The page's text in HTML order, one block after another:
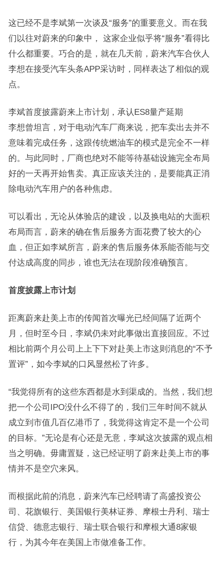
这已经不是李斌第一次谈及“服务”的重要意义。而在我
们以往对蔚来的印象中， 这家企业似乎将“服务”看得比
什么都重要。巧合的是，就在几天前，蔚来汽车合伙人
李想在接受汽车头条APP采访时，同样表达了相似的观
点。
李斌首度披露蔚来上市计划，承认ES8量产延期
李想曾坦言，对于电动汽车厂商来说，把车卖出去并不
意味着完成任务，这跟传统燃油车的模式是完全不一样
的。与此同时，厂商也绝对不能等待基础设施完全布局
好的一天再开始售卖。真正应该关注的，是要能真正消
除电动汽车用户的各种焦虑。
可以看出，无论从体验店的建设，以及换电站的大面积
布局而言，蔚来的确在售后服务方面花费了较大的心
血，但正如李斌所言，蔚来的售后服务体系能否能与交
付达成高度的同步，谁也无法在现阶段准确预言。
首度披露上市计划
距离蔚来赴美上市的传闻首次曝光已经间隔了近两个
月，但时至今日，李斌仍未对此事做出直接回应。不过
相比前两个月公司上上下下对赴美上市这则消息的“不予
置评”，如今李斌的口风显然松了许多。
“我觉得所有的这些东西都是水到渠成的。当然，我们想
把一个公司IPO没什么不得了的，我们三年时间不就从
成立到市值几百亿港币了，我觉得这肯定不是一个公司
的目标。”无论是有心还是无意，李斌这次披露的观点相
当之明确。毋庸置疑，这已经证明了蔚来赴美上市的事
情并不是空穴来风。
而根据此前的消息，蔚来汽车已经聘请了高盛投资公
司、花旗银行、美国银行美林证券、摩根士丹利、瑞士
信贷、德意志银行、瑞士联合银行和摩根大通8家银
行，为其今年在美国上市做准备工作。